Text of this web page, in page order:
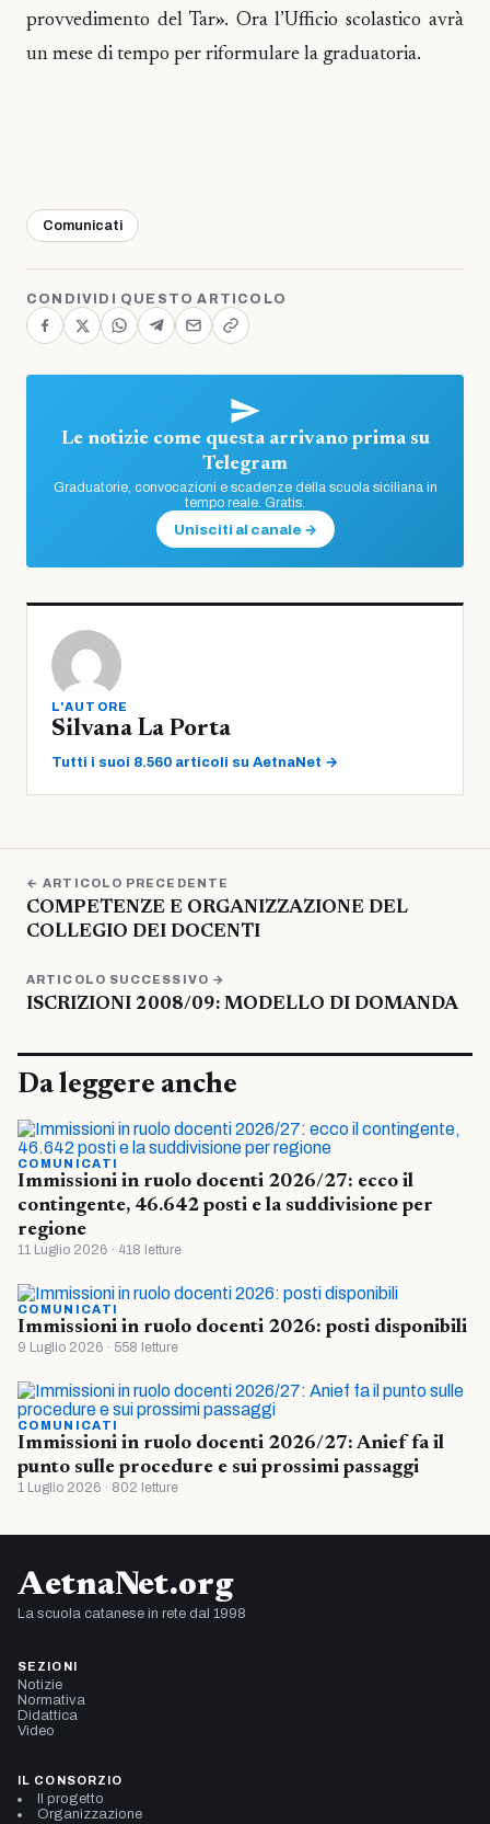
provvedimento del Tar». Ora l’Ufficio scolastico avrà
un mese di tempo per riformulare la graduatoria.
Comunicati
CONDIVIDI QUESTO ARTICOLO
Le notizie come questa arrivano prima su
Telegram
Graduatorie, convocazioni e scadenze della scuola siciliana in
tempo reale. Gratis.
Unisciti al canale →
L'AUTORE
Silvana La Porta
Tutti i suoi 8.560 articoli su AetnaNet →
← ARTICOLO PRECEDENTE
COMPETENZE E ORGANIZZAZIONE DEL
COLLEGIO DEI DOCENTI
ARTICOLO SUCCESSIVO →
ISCRIZIONI 2008/09: MODELLO DI DOMANDA
Da leggere anche
COMUNICATI
Immissioni in ruolo docenti 2026/27: ecco il
contingente, 46.642 posti e la suddivisione per
regione
11 Luglio 2026 · 418 letture
COMUNICATI
Immissioni in ruolo docenti 2026: posti disponibili
9 Luglio 2026 · 558 letture
COMUNICATI
Immissioni in ruolo docenti 2026/27: Anief fa il
punto sulle procedure e sui prossimi passaggi
1 Luglio 2026 · 802 letture
AetnaNet.org
La scuola catanese in rete dal 1998
SEZIONI
Notizie
Normativa
Didattica
Video
IL CONSORZIO
Il progetto
Organizzazione